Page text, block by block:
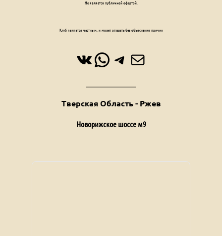
ВКонтакте
WhatsApp
Telegram
Почта
Тверская Область - Ржев
Новорижское шоссе м9